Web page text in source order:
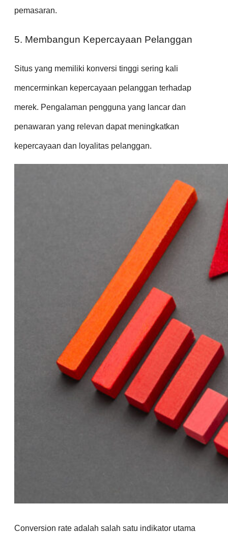
pemasaran.
5. Membangun Kepercayaan Pelanggan
Situs yang memiliki konversi tinggi sering kali
mencerminkan kepercayaan pelanggan terhadap
merek. Pengalaman pengguna yang lancar dan
penawaran yang relevan dapat meningkatkan
kepercayaan dan loyalitas pelanggan.
Conversion rate adalah salah satu indikator utama